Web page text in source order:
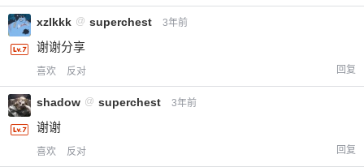
给-熊本熊-打赏
xzlkkk @ superchest 3年前
谢谢分享
喜欢 反对 回复
shadow @ superchest 3年前
谢谢
喜欢 反对 回复